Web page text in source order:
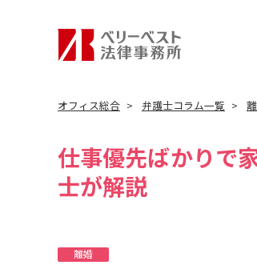
オフィス総合 弁護士コラム一覧
仕事優先ばかりで
士が解説
離婚